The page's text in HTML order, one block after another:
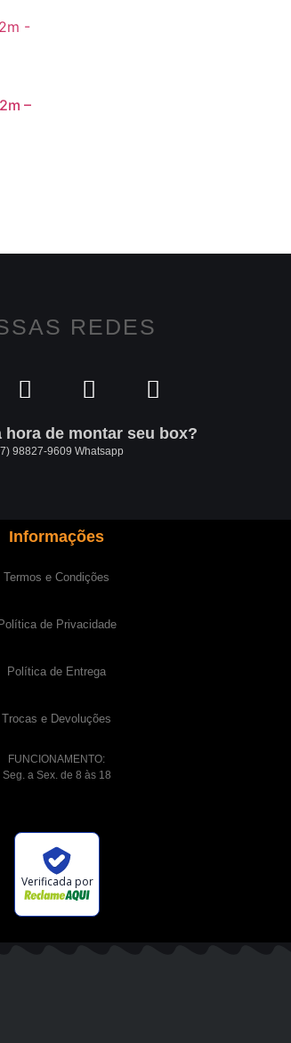
–
REDES
hora de montar seu box?
98827-9609 Whatsapp
Informações
Termos e Condições
Política de Privacidade
Política de Entrega
Trocas e Devoluções
FUNCIONAMENTO:
Seg. a Sex. de 8 às 18
Verificada por